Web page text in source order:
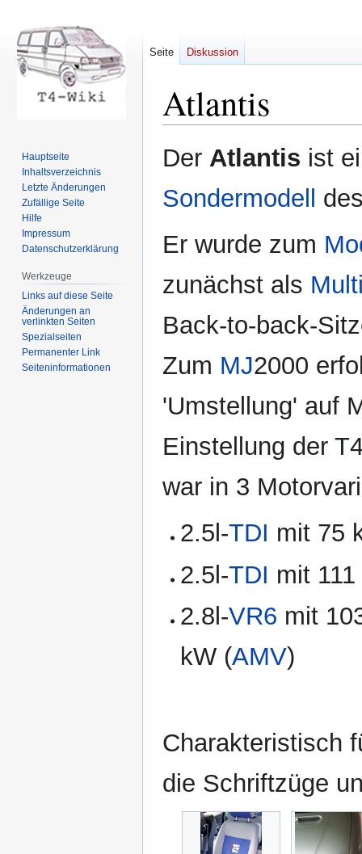
Atlantis
Zur
Navigation
Zur
Suche
Der Atlantis ist
Sondermodell
Er wurde zum
zunächst als
Back-to-back-
Zum MJ2000
'Umstellung' auf
Einstellung der
war in 3
2.5l-TDI mit 75
2.5l-TDI mit
2.8l-VR6 mit
kW (AMV)
Charakteristisch
die Schriftzüge
Seite Diskussion
Hauptseite
Inhaltsverzeichnis
Letzte Änderungen
Zufällige Seite
Hilfe
Impressum
Datenschutzerklärung
Werkzeuge
Links auf diese Seite
Änderungen an
verlinkten Seiten
Spezialseiten
Permanenter Link
Seiten­informationen